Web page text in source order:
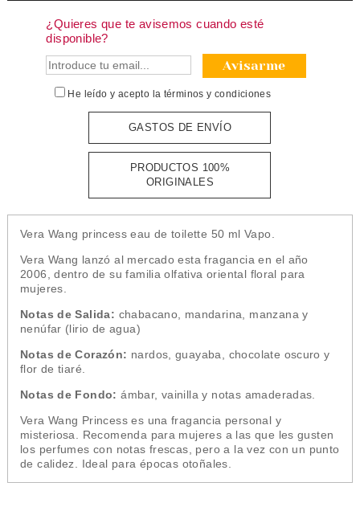
¿Quieres que te avisemos cuando esté
disponible?
Avisarme
He leído y acepto la términos y condiciones
GASTOS DE ENVÍO
PRODUCTOS 100%
ORIGINALES
Vera Wang princess eau de toilette 50 ml Vapo.
Vera Wang lanzó al mercado esta fragancia en el año
2006, dentro de su familia olfativa oriental floral para
mujeres.
Notas de Salida: chabacano, mandarina, manzana y
nenúfar (lirio de agua)
Notas de Corazón: nardos, guayaba, chocolate oscuro y
flor de tiaré.
Notas de Fondo: ámbar, vainilla y notas amaderadas.
Vera Wang Princess es una fragancia personal y
misteriosa. Recomenda para mujeres a las que les gusten
los perfumes con notas frescas, pero a la vez con un punto
de calidez. Ideal para épocas otoñales.